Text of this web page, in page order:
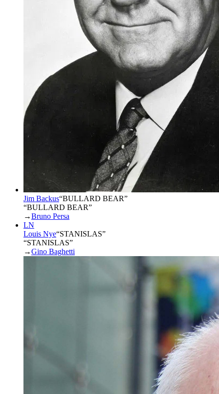
Jim Backus“BULLARD BEAR”
“BULLARD BEAR”
→Bruno Persa
LN
Louis Nye“STANISLAS”
“STANISLAS”
→Gino Baghetti